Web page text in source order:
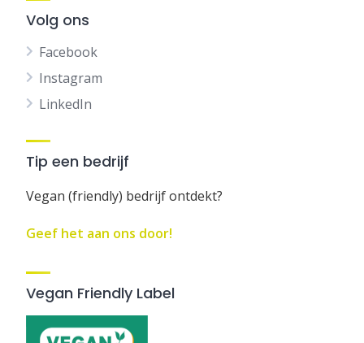
Volg ons
Facebook
Instagram
LinkedIn
Tip een bedrijf
Vegan (friendly) bedrijf ontdekt?
Geef het aan ons door!
Vegan Friendly Label